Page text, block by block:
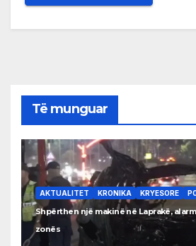
Të munguar
AKTUALITET KRONIKA KRYESORE
Shpërthen një makinë në Laprakë,
zonës